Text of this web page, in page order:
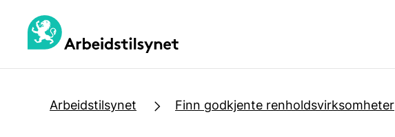
content
Arbeidstilsynet Finn godkjente renholdsvirksomheter